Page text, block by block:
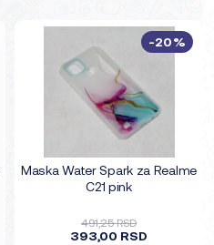
Maska Water Spark za Realme
C21 pink
491,25 RSD
393,00 RSD
-20%